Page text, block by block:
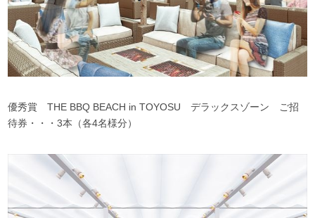
優秀賞 THE BBQ BEACH in TOYOSU デラックスゾーン ご招
待券・・・3本（各4名様分）